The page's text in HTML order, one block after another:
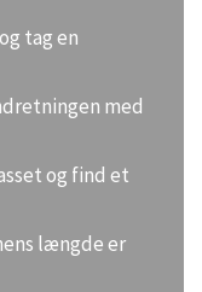
tag en
med
og find et
længde er